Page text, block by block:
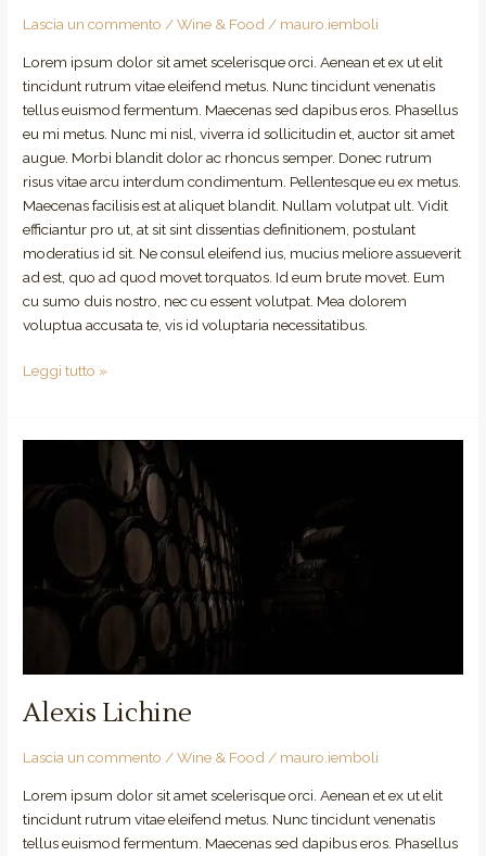
Lascia un commento /Wine & Food/ mauro.iemboli
Lorem ipsum dolor sit amet scelerisque orci. Aenean et ex ut elit
tincidunt rutrum vitae eleifend metus. Nunc tincidunt venenatis
tellus euismod fermentum. Maecenas sed dapibus eros. Phasellus
eu mi metus. Nunc mi nisl, viverra id sollicitudin et, auctor sit amet
augue. Morbi blandit dolor ac rhoncus semper. Donec rutrum
risus vitae arcu interdum condimentum. Pellentesque eu ex metus.
Maecenas facilisis est at aliquet blandit. Nullam volutpat ult. Vidit
efficiantur pro ut, at sit sint dissentias definitionem, postulant
moderatius id sit. Ne consul eleifend ius, mucius meliore assueverit
ad est, quo ad quod movet torquatos. Id eum brute movet. Eum
cu sumo duis nostro, nec cu essent volutpat. Mea dolorem
voluptua accusata te, vis id voluptaria necessitatibus.
Leggi tutto »
Alexis Lichine
Lascia un commento /Wine & Food / mauro.iemboli
Lorem ipsum dolor sit amet scelerisque orci. Aenean et ex ut elit
tincidunt rutrum vitae eleifend metus. Nunc tincidunt venenatis
tellus euismod fermentum. Maecenas sed dapibus eros. Phasellus